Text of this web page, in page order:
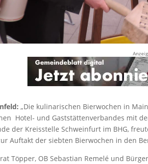
„Die kulinarischen Bierwochen in
Hotel- und Gaststättenverbandes mit
der Kreisstelle Schweinfurt im BHG,
Auftakt der siebten Bierwochen in den
Töpper, OB Sebastian Remelé und